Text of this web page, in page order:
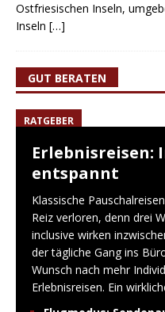
Ostfriesischen Inseln,
Inseln […]
GUT BERATEN
RATGEBER
Erlebnisreisen:
entspannt
Klassische
Reiz verloren, denn drei
inclusive wirken
der tägliche Gang ins
Wunsch nach mehr
Erlebnisreisen. Ein